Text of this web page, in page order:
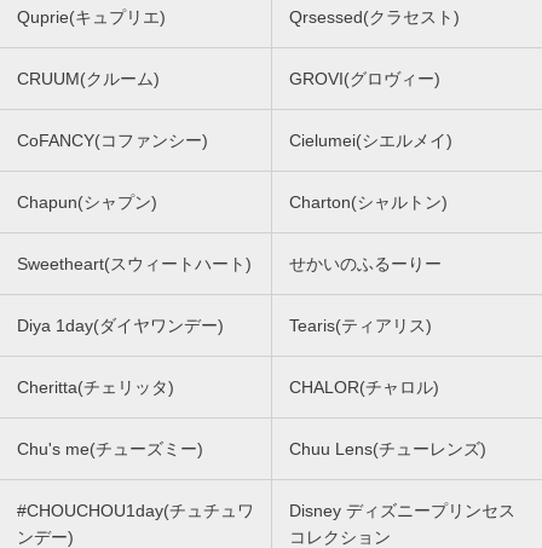
Quprie(キュプリエ) Qrsessed(クラセスト)
CRUUM(クルーム) GROVI(グロヴィー)
CoFANCY(コファンシー) Cielumei(シエルメイ)
Chapun(シャプン) Charton(シャルトン)
Sweetheart(スウィートハート) せかいのふるーりー
Diya 1day(ダイヤワンデー) Tearis(ティアリス)
Cheritta(チェリッタ) CHALOR(チャロル)
Chu's me(チューズミー) Chuu Lens(チューレンズ)
#CHOUCHOU1day(チュチュワ
ンデー)
Disney ディズニープリンセス
コレクション